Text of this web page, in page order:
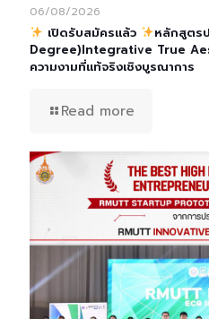
06/08/2026
เปิดรับสมัครแล้ว
หลักสูตร
Degree)Integrative True
ความงามที่แท้จริงเชิงบูรณาการ
Read more